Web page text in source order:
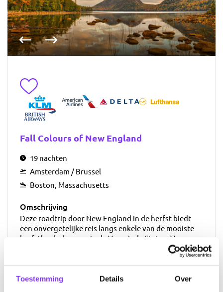
Toestemming Details Over
Vorige fotoVolgende foto
Toevoegen aan favorieten
Fall Colours of New England
19 nachten
Amsterdam / Brussel
Boston, Massachusetts
Omschrijving
Deze roadtrip door New England in de herfst biedt
een onvergetelijke reis langs enkele van de mooiste
herfstlandschappen in de Verenigde Staten. Van
bergen en bossen tot schilderachtige kustplaatsen,
natuurliefhebbers en avonturiers die willen genieten
van de magie van de herfst.